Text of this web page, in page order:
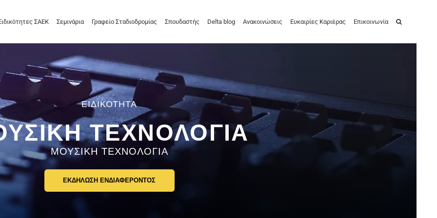
ΣΑΕΚ Σεμινάρια Γραφείο Σταδιοδρομίας Σπουδαστής Delta blog Ανακοινώσεις Ευκαιρίες Καριέρας Επικοινωνία
ΤΕΧΝΟΛΟΓΙΑ
ΜΟΥΣΙΚΗ ΤΕΧΝΟΛΟΓΙΑ
ΕΚΔΗΛΩΣΗ ΕΝΔΙΑΦΕΡΟΝΤΟΣ